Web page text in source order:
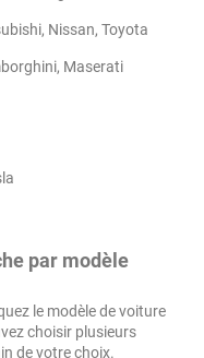
Nissan, Toyota
Maserati
par modèle
le modèle de voiture
choisir plusieurs
de votre choix.